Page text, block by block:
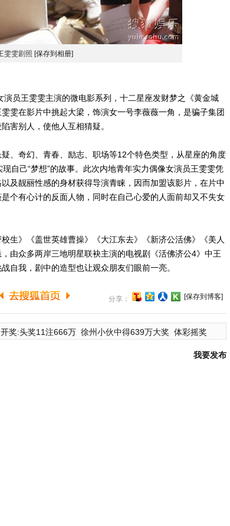
雯雯剧照 [保存到相册]
王雯雯主演的微电影系列，十二星座发财梦之《黄金城
雯在影片中挑起大梁，饰演女一号李薇薇一角，是骗子集团
害别人，使他人互相猜疑。
奇幻、青春、励志、职场等12个特色类型，从星座的角度
自己“梦想”的故事。此次内地青年实力偶像女演员王雯雯凭
及靓丽性感的身材获得导演青睐，因而加盟该影片，在片中
个有心计的反面人物，同时在自己心爱的人面前却又不失女
》《盖世英雄曹操》《大江东去》《新济公活佛》《美人
由众多两岸三地明星联袂主演的电视剧《活佛济公4》中王
自我，剧中的造型也让观众朋友们眼前一亮。
分享： [保存到博客]
奖:头奖11注666万 徐州小伙中得639万大奖 体彩摇奖
我要发布